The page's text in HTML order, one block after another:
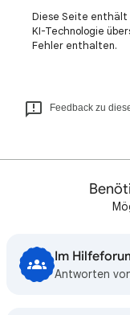
Diese Seite enthält
KI-Technologie
Fehler enthalten.
Feedback zu
Im
Antworten